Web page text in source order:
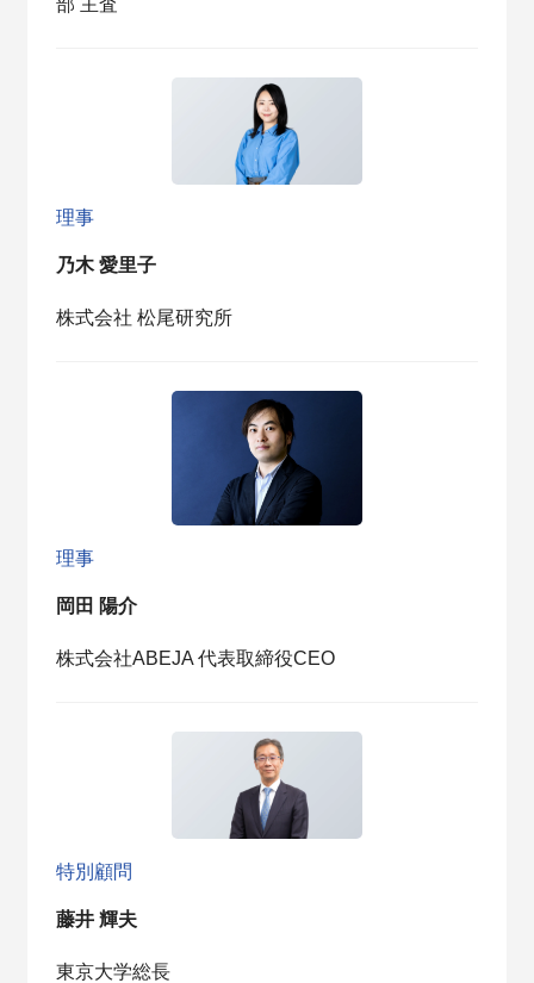
部 主査
理事
乃木 愛里子
株式会社 松尾研究所
理事
岡田 陽介
株式会社ABEJA 代表取締役CEO
特別顧問
藤井 輝夫
東京大学総長